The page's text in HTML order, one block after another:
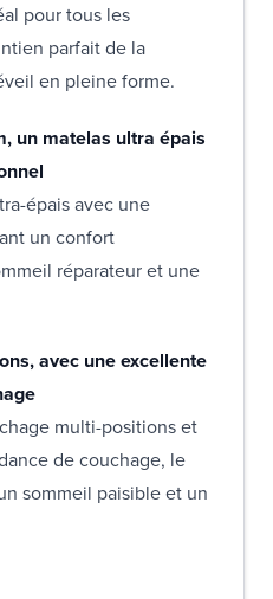
pour tous les
parfait de la
en pleine forme.
un matelas ultra épais
épais avec une
un confort
réparateur et une
avec une excellente
multi-positions et
de couchage, le
sommeil paisible et un